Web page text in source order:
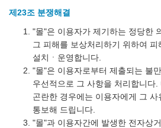
제23조 분쟁해결
"몰"은 이용자가 제기하는 정당한
그 피해를 보상처리하기 위하여 피
설치ㆍ운영합니다.
"몰"은 이용자로부터 제출되는 불
우선적으로 그 사항을 처리합니다
곤란한 경우에는 이용자에게 그 사
통보해 드립니다.
"몰"과 이용자간에 발생한 전자상